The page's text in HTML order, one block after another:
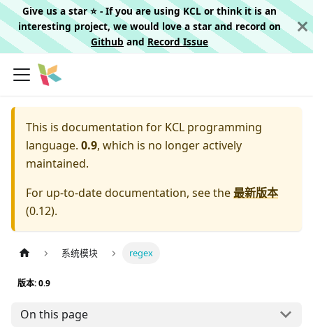
Give us a star ⭐️ - If you are using KCL or think it is an
interesting project, we would love a star and record on
Githuband Record Issue
This is documentation for KCL programming
language. 0.9, which is no longer actively
maintained.
For up-to-date documentation, see the最新版本
(0.12).
系统模块 regex
版本: 0.9
On this page